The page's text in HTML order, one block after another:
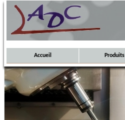
Accueil Produits